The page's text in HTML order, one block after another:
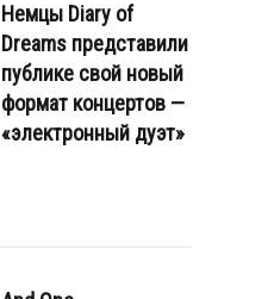
Немцы Diary of
Dreams представили
публике свой новый
формат концертов —
«электронный дуэт»